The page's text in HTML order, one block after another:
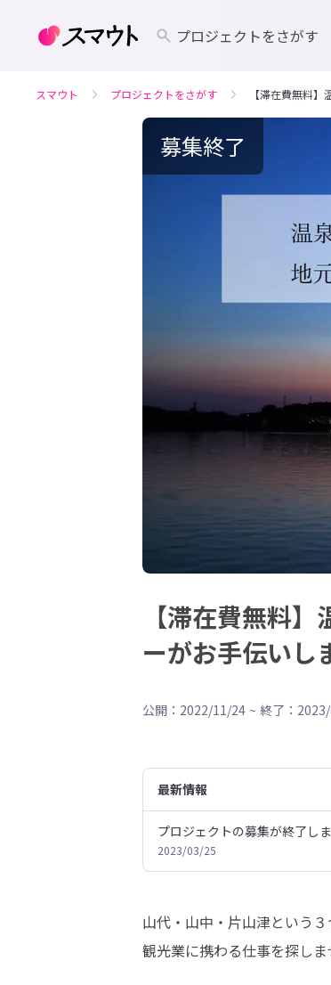
プロジェクトをさがす
スマウト プロジェクトをさがす 【滞在費無料
募集終了
【滞在費無料
ーがお手伝いし
公開：2022/11/24 ~ 終了：
最新情報
プロジェクトの募集が終了しま
2023/03/25
山代・山中・片山津という
観光業に携わる仕事を探しま